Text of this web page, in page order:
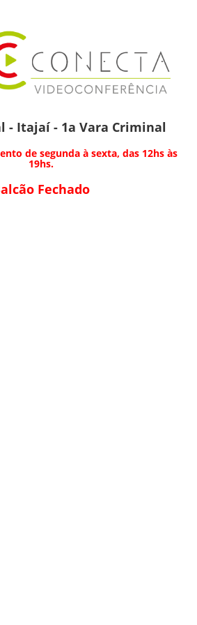
- Itajaí - 1a Vara Criminal
de segunda à sexta, das 12hs às
19hs.
Fechado